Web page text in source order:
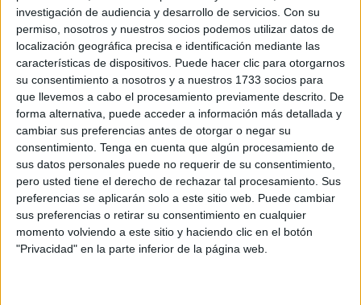
investigación de audiencia y desarrollo de servicios. Con su
permiso, nosotros y nuestros socios podemos utilizar datos de
localización geográfica precisa e identificación mediante las
características de dispositivos. Puede hacer clic para otorgarnos
su consentimiento a nosotros y a nuestros 1733 socios para
que llevemos a cabo el procesamiento previamente descrito. De
forma alternativa, puede acceder a información más detallada y
cambiar sus preferencias antes de otorgar o negar su
consentimiento. Tenga en cuenta que algún procesamiento de
sus datos personales puede no requerir de su consentimiento,
pero usted tiene el derecho de rechazar tal procesamiento. Sus
preferencias se aplicarán solo a este sitio web. Puede cambiar
sus preferencias o retirar su consentimiento en cualquier
momento volviendo a este sitio y haciendo clic en el botón
"Privacidad" en la parte inferior de la página web.
pudo elaborar para advertir de la
avalancha a Ceuta
HACE 11 MINUTOS
Carta abierta desde Ceuta: recuperar la
confianza antes de que sea demasiado
tarde
EEUU respalda la soberanía española de
Ceuta y Melilla
HACE 59 MINUTOS
111 detenidos por su presunta relación
con la entrada masiva de inmigrantes en